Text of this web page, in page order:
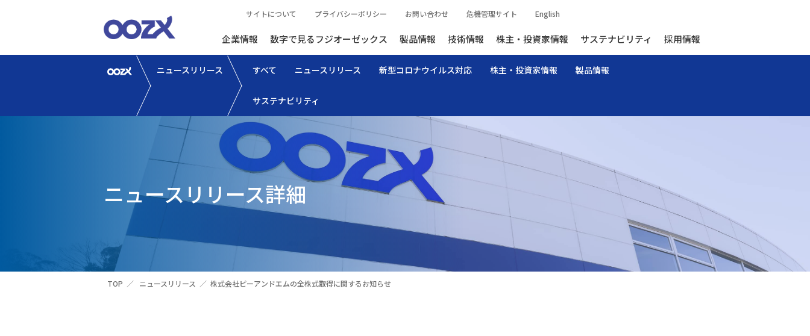
サイトについて プライバシーポリシー お問い合わせ 危機管理サイト English
企業情報 数字で見るフジオーゼックス 製品情報 技術情報 株主・投資家情報 サステナビリティ 採用情報
ニュースリリース すべて ニュースリリース 新型コロナウイルス対応 株主・投資家情報 製品情報
サステナビリティ
ニュースリリース詳細
TOP ニュースリリース 株式会社ピーアンドエムの全株式取得に関するお知らせ